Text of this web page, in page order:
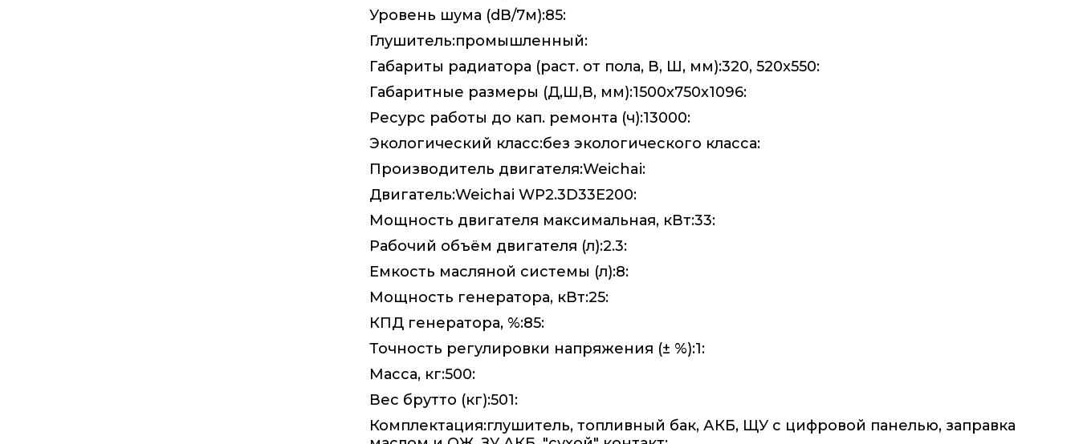
Уровень шума (dB/7м):85:
Глушитель:промышленный:
Габариты радиатора (раст. от пола, В, Ш, мм):320, 520x550:
Габаритные размеры (Д,Ш,В, мм):1500x750x1096:
Ресурс работы до кап. ремонта (ч):13000:
Экологический класс:без экологического класса:
Производитель двигателя:Weichai:
Двигатель:Weichai WP2.3D33E200:
Мощность двигателя максимальная, кВт:33:
Рабочий объём двигателя (л):2.3:
Емкость масляной системы (л):8:
Мощность генератора, кВт:25:
КПД генератора, %:85:
Точность регулировки напряжения (± %):1:
Масса, кг:500:
Вес брутто (кг):501:
Комплектация:глушитель, топливный бак, АКБ, ЩУ с цифровой панелью, заправка